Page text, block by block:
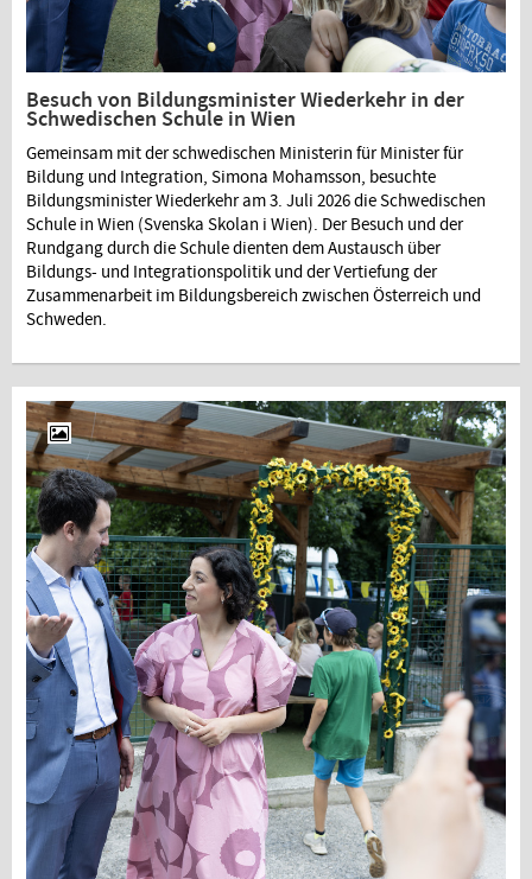
Besuch von Bildungsminister Wiederkehr in der
Schwedischen Schule in Wien
Gemeinsam mit der schwedischen Ministerin für Minister für
Bildung und Integration, Simona Mohamsson, besuchte
Bildungsminister Wiederkehr am 3. Juli 2026 die Schwedischen
Schule in Wien (Svenska Skolan i Wien). Der Besuch und der
Rundgang durch die Schule dienten dem Austausch über
Bildungs- und Integrationspolitik und der Vertiefung der
Zusammenarbeit im Bildungsbereich zwischen Österreich und
Schweden.